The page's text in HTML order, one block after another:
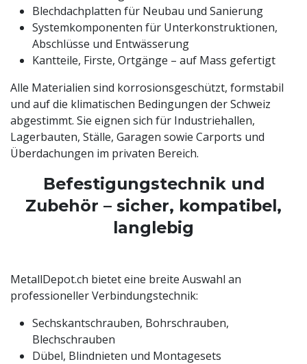
Blechdachplatten für Neubau und Sanierung
Systemkomponenten für Unterkonstruktionen,
Abschlüsse und Entwässerung
Kantteile, Firste, Ortgänge – auf Mass gefertigt
Alle Materialien sind korrosionsgeschützt, formstabil
und auf die klimatischen Bedingungen der Schweiz
abgestimmt. Sie eignen sich für Industriehallen,
Lagerbauten, Ställe, Garagen sowie Carports und
Überdachungen im privaten Bereich.
Befestigungstechnik und
Zubehör – sicher, kompatibel,
langlebig
MetallDepot.ch bietet eine breite Auswahl an
professioneller Verbindungstechnik:
Sechskantschrauben, Bohrschrauben,
Blechschrauben
Dübel, Blindnieten und Montagesets